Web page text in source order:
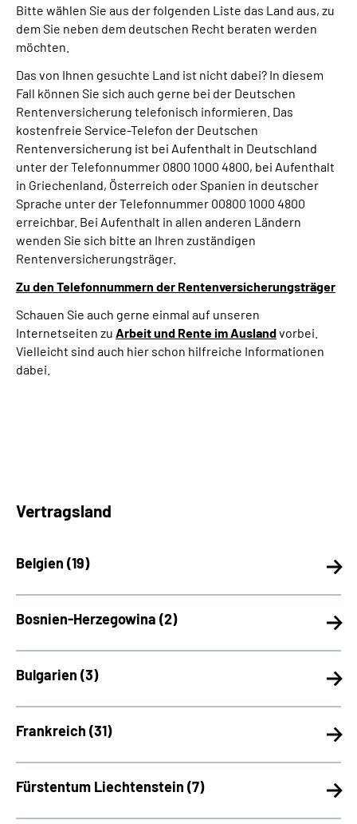
Bitte wählen Sie aus der folgenden Liste das Land aus, zu
dem Sie neben dem deutschen Recht beraten werden
möchten.
Das von Ihnen gesuchte Land ist nicht dabei? In diesem
Fall können Sie sich auch gerne bei der Deutschen
Rentenversicherung telefonisch informieren. Das
kostenfreie Service-Telefon der Deutschen
Rentenversicherung ist bei Aufenthalt in Deutschland
unter der Telefonnummer 0800 1000 4800, bei Aufenthalt
in Griechenland, Österreich oder Spanien in deutscher
Sprache unter der Telefonnummer 00800 1000 4800
erreichbar. Bei Aufenthalt in allen anderen Ländern
wenden Sie sich bitte an Ihren zuständigen
Rentenversicherungsträger.
Zu den Telefonnummern der Rentenversicherungsträger
Schauen Sie auch gerne einmal auf unseren
Internetseiten zu Arbeit und Rente im Auslandvorbei.
Vielleicht sind auch hier schon hilfreiche Informationen
dabei.
Vertragsland
Belgien (19)
Bosnien-Herzegowina (2)
Bulgarien (3)
Frankreich (31)
Fürstentum Liechtenstein (7)